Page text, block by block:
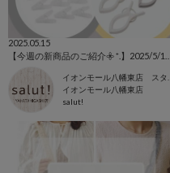
2025.05.15
イオンモール八幡東店
salut!